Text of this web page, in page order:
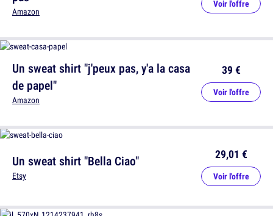
Un sweat shirt "j'peux pas, y'a la casa
de papel"
Amazon
39 €
Voir l'offre
Amazon
Voir l'offre
Un sweat shirt "Bella Ciao"
Etsy
29,01 €
Voir l'offre